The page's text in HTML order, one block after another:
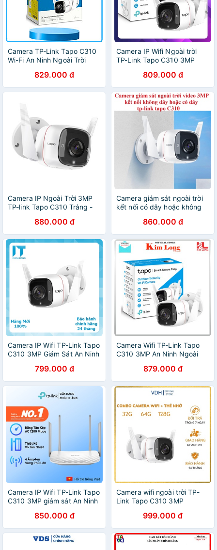
Camera TP-Link Tapo C310
Wi-Fi An Ninh Ngoài Trời
829.000 đ
Camera IP Wifi Ngoài trời
TP-Link Tapo C310 3MP
809.000 đ
Camera IP Ngoài Trời 3MP
TP-link Tapo C310 Trắng -
880.000 đ
Camera giám sát ngoài trời
kết nối có dây hoặc không
860.000 đ
Camera IP Wifi TP-Link Tapo
C310 3MP Giám Sát An Ninh
799.000 đ
Camera Wifi TP-Link Tapo
C310 3MP An Ninh Ngoài
Chính Hãng879.000 đ
Camera IP Wifi TP-Link Tapo
C310 3MP giám sát An Ninh
Hãng 24 tháng
850.000 đ
Camera wifi ngoài trời TP-
Link Tapo C310 3MP
sát an ninh - Hàng chính
hãng
999.000 đ